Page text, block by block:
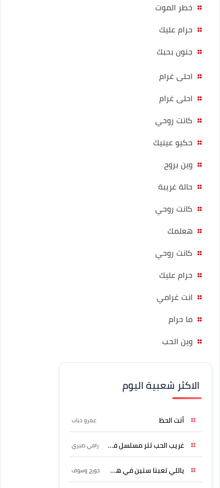
خطر الموت
حرام عليك
جنون بحبك
احلى غرام
احلى غرام
كانت روحي
حكيو عينيك
وين بروح
حالة غريبة
كانت روحي
هعلمك
كانت روحي
حرام عليك
انت غرامي
ما حرام
وين الحب
الاكثر شعبية اليوم
أنت الحظ عمرو دياب
غريب الحب تتر مسلسل فرصة رامي صبري
ياللي تعبنا سنين في هواه جورج وسوف